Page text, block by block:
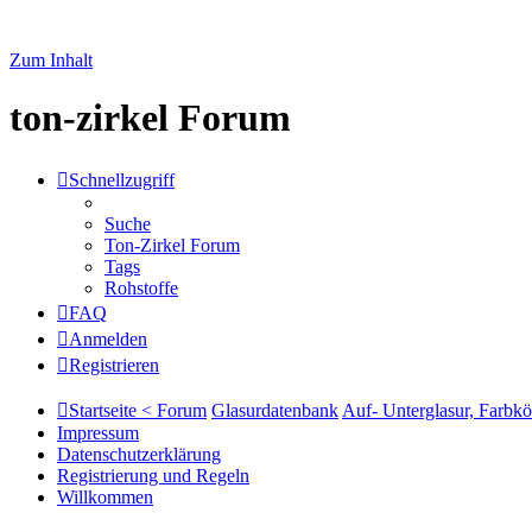
Zum Inhalt
ton-zirkel Forum
Schnellzugriff
Suche
Ton-Zirkel Forum
Tags
Rohstoffe
FAQ
Anmelden
Registrieren
Startseite < Forum Glasurdatenbank Auf- Unterglasur,
Impressum
Datenschutzerklärung
Registrierung und Regeln
Willkommen